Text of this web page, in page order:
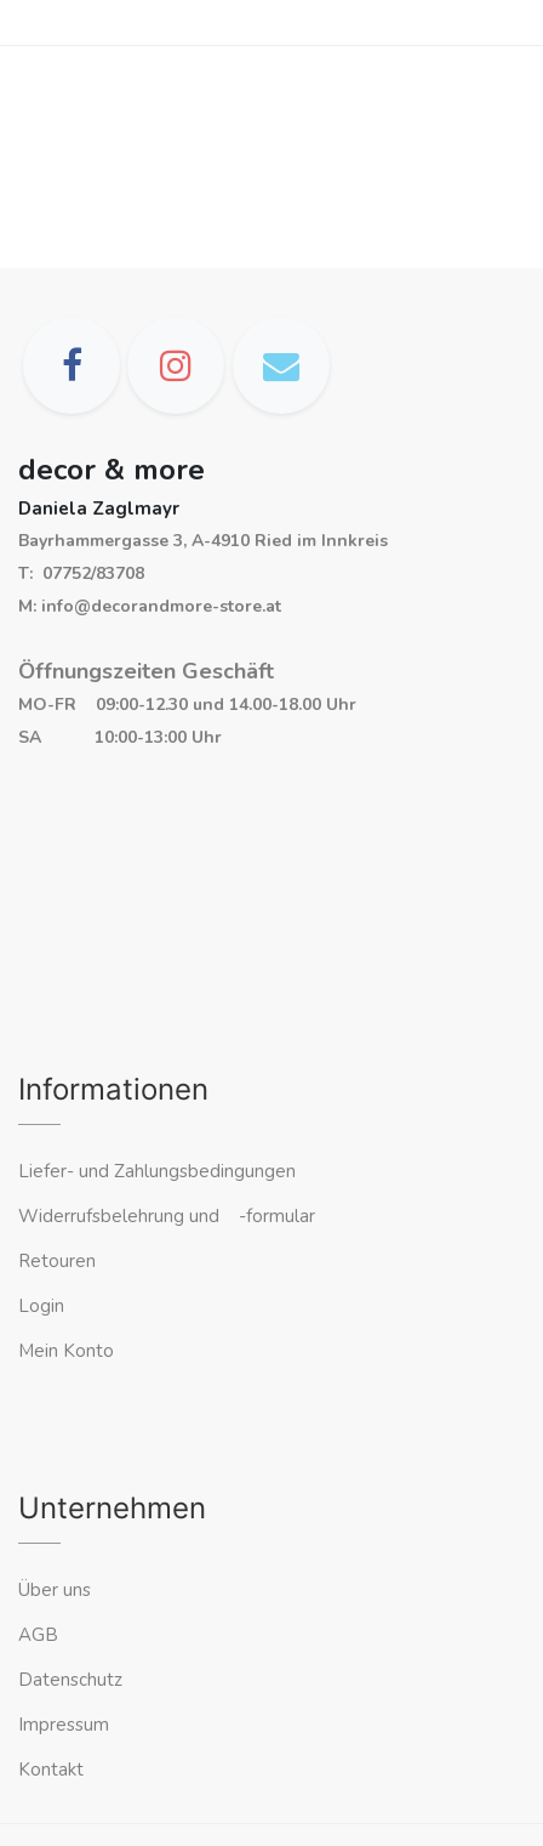
decor & more
Daniela Zaglmayr
Bayrhammergasse 3, A-4910 Ried im Innkreis
T: 07752/83708
M: info@decorandmore-store.at
Öffnungszeiten Geschäft
MO-FR 09:00-12.30 und 14.00-18.00 Uhr
SA 10:00-13:00 Uhr
Informationen
Liefer- und Zahlungsbedingungen
Widerrufsbelehrung und -formular
Retouren
Login
Mein Konto
Unternehmen
Über uns
AGB
Datenschutz
Impressum
Kontakt